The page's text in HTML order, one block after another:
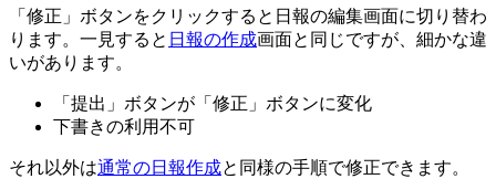
「修正」ボタンをクリックすると日報の編集画面に切り替わ
ります。一見すると 日報の作成画面と同じですが、細かな違
いがあります。
「提出」ボタンが「修正」ボタンに変化
下書きの利用不可
それ以外は通常の日報作成と同様の手順で修正できます。